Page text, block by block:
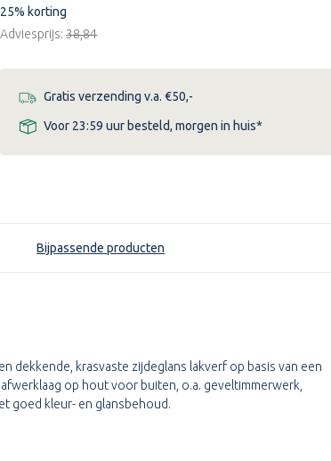
25% korting
Adviesprijs:€38,84
Gratis verzending v.a. €50,-
Voor 23:59 uur besteld, morgen in huis*
Bijpassende producten
dekkende, krasvaste zijdeglans lakverf op basis van een
op hout voor buiten, o.a. geveltimmerwerk,
goed kleur- en glansbehoud.